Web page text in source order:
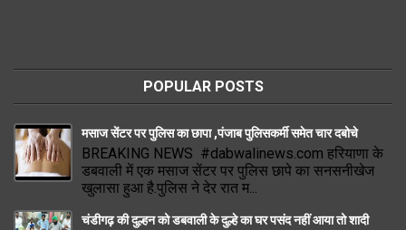
POPULAR POSTS
मसाज सेंटर पर पुलिस का छापा ,पंजाब पुलिसकर्मी समेत चार दबोचे
BREAKING NEWS #dabwalinews.com हरियाणा के
डबवाली में एक मसाज सेंटर पर पुलिस छापे का सनसनीखेज
खुलासा हुआ है.पुलिस ने देर रात म...
चंडीगढ़ की दुल्हन को डबवाली के दुल्हे का घर पसंद नहीं आया तो शादी